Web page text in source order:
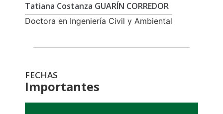
Tatiana Costanza GUARÍN CORREDOR
Doctora en Ingeniería Civil y Ambiental
FECHAS
Importantes